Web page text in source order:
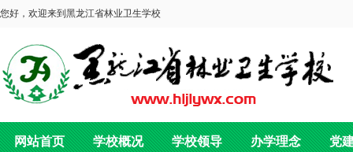
您好，欢迎来到黑龙江省林业卫生学校
网站首页 学校概况 学校领导 办学理念 党